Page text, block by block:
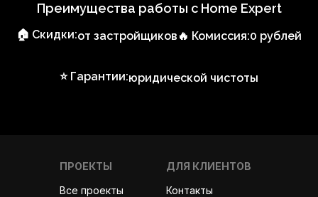
Преимущества работы с Home Expert
🏠 Скидки:от застройщиков 🔥 Комиссия:0 рублей
⭐ Гарантии:юридической чистоты
ПРОЕКТЫ
ДЛЯ КЛИЕНТОВ
Контакты
Все проекты